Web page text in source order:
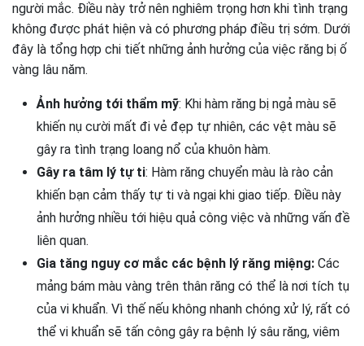
người mắc. Điều này trở nên nghiêm trọng hơn khi tình trạng
không được phát hiện và có phương pháp điều trị sớm. Dưới
đây là tổng hợp chi tiết những ảnh hưởng của việc răng bị ố
vàng lâu năm.
Ảnh hưởng tới thẩm mỹ: Khi hàm răng bị ngả màu sẽ
khiến nụ cười mất đi vẻ đẹp tự nhiên, các vệt màu sẽ
gây ra tình trạng loang nổ của khuôn hàm.
Gây ra tâm lý tự ti: Hàm răng chuyển màu là rào cản
khiến bạn cảm thấy tự ti và ngại khi giao tiếp. Điều này
ảnh hưởng nhiều tới hiệu quả công việc và những vấn đề
liên quan.
Gia tăng nguy cơ mắc các bệnh lý răng miệng: Các
mảng bám màu vàng trên thân răng có thể là nơi tích tụ
của vi khuẩn. Vì thế nếu không nhanh chóng xử lý, rất có
thể vi khuẩn sẽ tấn công gây ra bệnh lý sâu răng, viêm